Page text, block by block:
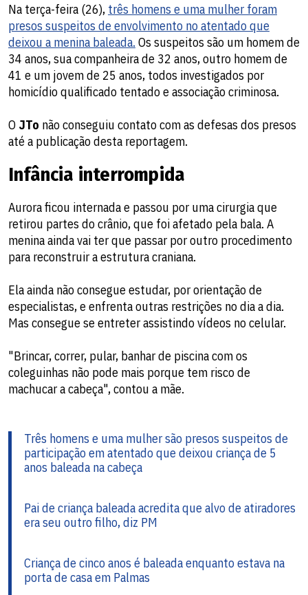
Na terça-feira (26), três homens e uma mulher foram
presos suspeitos de envolvimento no atentado que
deixou a menina baleada. Os suspeitos são um homem de
34 anos, sua companheira de 32 anos, outro homem de
41 e um jovem de 25 anos, todos investigados por
homicídio qualificado tentado e associação criminosa.
O JTo não conseguiu contato com as defesas dos presos
até a publicação desta reportagem.
Infância interrompida
Aurora ficou internada e passou por uma cirurgia que
retirou partes do crânio, que foi afetado pela bala. A
menina ainda vai ter que passar por outro procedimento
para reconstruir a estrutura craniana.
Ela ainda não consegue estudar, por orientação de
especialistas, e enfrenta outras restrições no dia a dia.
Mas consegue se entreter assistindo vídeos no celular.
"Brincar, correr, pular, banhar de piscina com os
coleguinhas não pode mais porque tem risco de
machucar a cabeça", contou a mãe.
Três homens e uma mulher são presos suspeitos de
participação em atentado que deixou criança de 5
anos baleada na cabeça
Pai de criança baleada acredita que alvo de atiradores
era seu outro filho, diz PM
Criança de cinco anos é baleada enquanto estava na
porta de casa em Palmas